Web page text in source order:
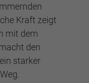
Kraft zeigt
mit dem
den
starker